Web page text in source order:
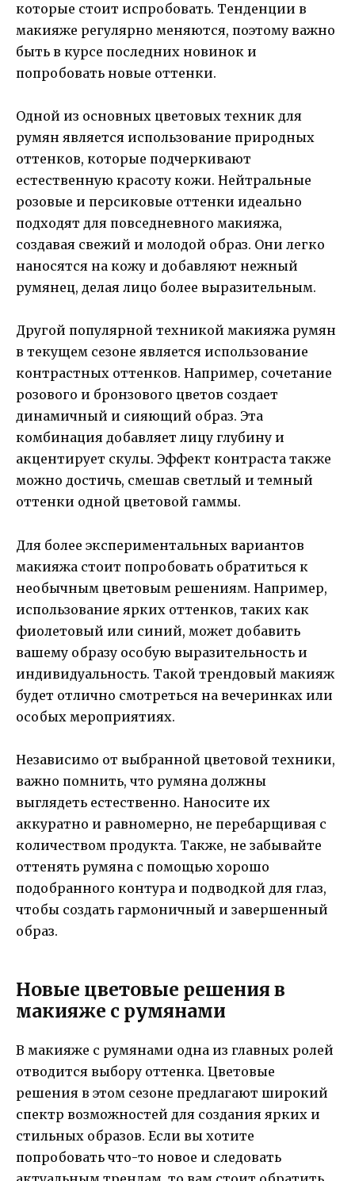
которые стоит испробовать. Тенденции в
макияже регулярно меняются, поэтому важно
быть в курсе последних новинок и
попробовать новые оттенки.
Одной из основных цветовых техник для
румян является использование природных
оттенков, которые подчеркивают
естественную красоту кожи. Нейтральные
розовые и персиковые оттенки идеально
подходят для повседневного макияжа,
создавая свежий и молодой образ. Они легко
наносятся на кожу и добавляют нежный
румянец, делая лицо более выразительным.
Другой популярной техникой макияжа румян
в текущем сезоне является использование
контрастных оттенков. Например, сочетание
розового и бронзового цветов создает
динамичный и сияющий образ. Эта
комбинация добавляет лицу глубину и
акцентирует скулы. Эффект контраста также
можно достичь, смешав светлый и темный
оттенки одной цветовой гаммы.
Для более экспериментальных вариантов
макияжа стоит попробовать обратиться к
необычным цветовым решениям. Например,
использование ярких оттенков, таких как
фиолетовый или синий, может добавить
вашему образу особую выразительность и
индивидуальность. Такой трендовый макияж
будет отлично смотреться на вечеринках или
особых мероприятиях.
Независимо от выбранной цветовой техники,
важно помнить, что румяна должны
выглядеть естественно. Наносите их
аккуратно и равномерно, не перебарщивая с
количеством продукта. Также, не забывайте
оттенять румяна с помощью хорошо
подобранного контура и подводкой для глаз,
чтобы создать гармоничный и завершенный
образ.
Новые цветовые решения в
макияже с румянами
В макияже с румянами одна из главных ролей
отводится выбору оттенка. Цветовые
решения в этом сезоне предлагают широкий
спектр возможностей для создания ярких и
стильных образов. Если вы хотите
попробовать что-то новое и следовать